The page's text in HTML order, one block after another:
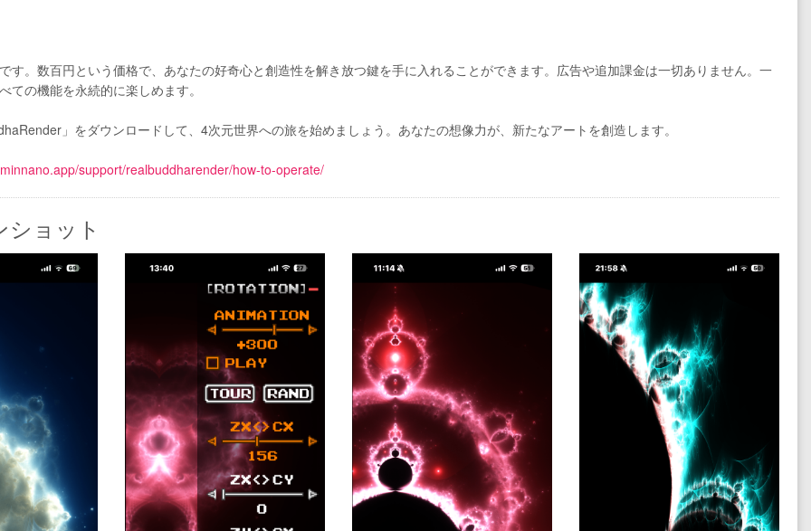
す。数百円という価格で、あなたの好奇心と創造性を解き放つ鍵を手に入れることができます。広告や追加課金は一切ありません。一
ての機能を永続的に楽しめます。
」をダウンロードして、4次元世界への旅を始めましょう。あなたの想像力が、新たなアートを創造します。
support/realbuddharender/how-to-operate/
ョット